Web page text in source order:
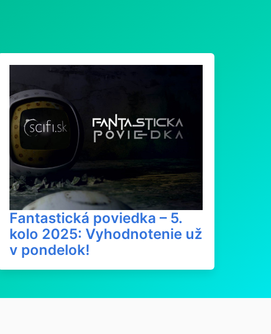
Fantastická poviedka – 5.
kolo 2025: Vyhodnotenie už
v pondelok!